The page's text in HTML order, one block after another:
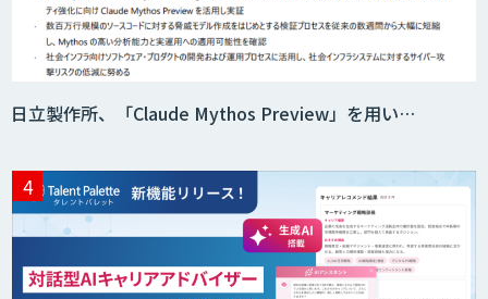
日立製作所、「Claude Mythos Preview」を用い…